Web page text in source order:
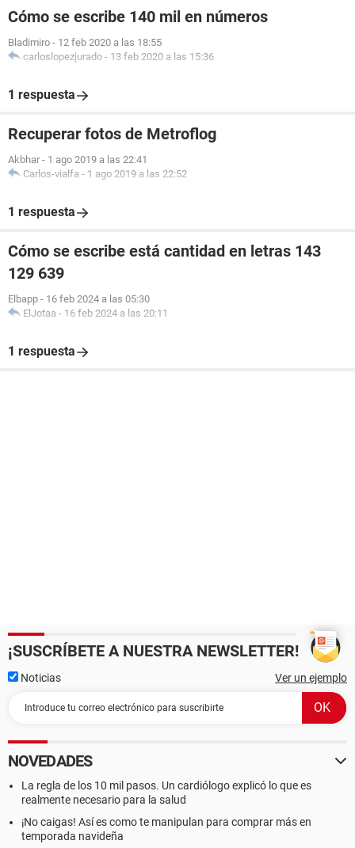
Cómo se escribe 140 mil en números
Bladimiro - 12 feb 2020 a las 18:55
carloslopezjurado - 13 feb 2020 a las 15:36
1 respuesta
Recuperar fotos de Metroflog
Akbhar - 1 ago 2019 a las 22:41
Carlos-vialfa - 1 ago 2019 a las 22:52
1 respuesta
Cómo se escribe está cantidad en letras 143
129 639
Elbapp - 16 feb 2024 a las 05:30
ElJotaa - 16 feb 2024 a las 20:11
1 respuesta
¡SUSCRÍBETE A NUESTRA NEWSLETTER!
Noticias Ver un ejemplo
NOVEDADES
La regla de los 10 mil pasos. Un cardiólogo explicó lo que es
realmente necesario para la salud
¡No caigas! Así es como te manipulan para comprar más en
temporada navideña